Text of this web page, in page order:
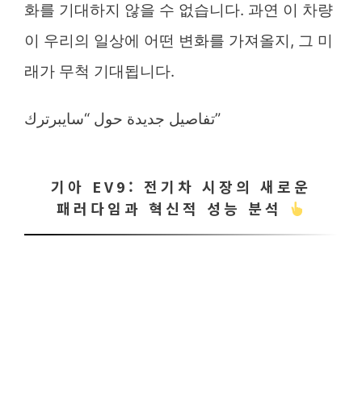
화를 기대하지 않을 수 없습니다. 과연 이 차량
이 우리의 일상에 어떤 변화를 가져올지, 그 미
래가 무척 기대됩니다.
تفاصيل جديدة حول “سايبرترك”
기아 EV9: 전기차 시장의 새로운
패러다임과 혁신적 성능 분석